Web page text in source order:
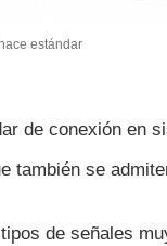
estándar
de conexión en
también se
de señales